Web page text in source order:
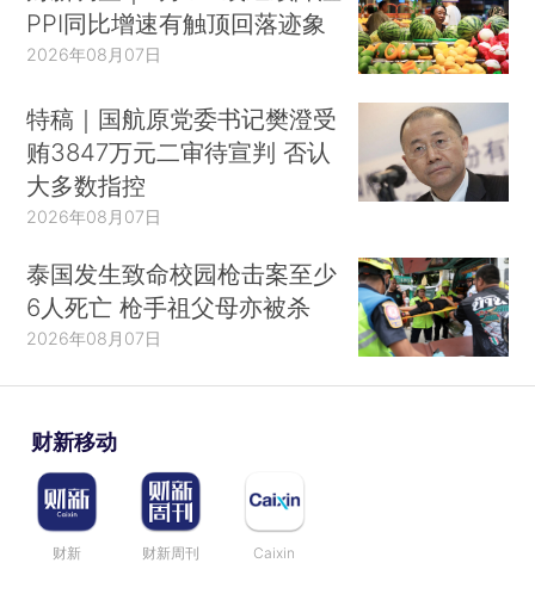
PPI同比增速有触顶回落迹象
2026年08月07日
特稿｜国航原党委书记樊澄受
贿3847万元二审待宣判 否认
大多数指控
2026年08月07日
泰国发生致命校园枪击案至少
6人死亡 枪手祖父母亦被杀
2026年08月07日
财新移动
财新 财新周刊 Caixin